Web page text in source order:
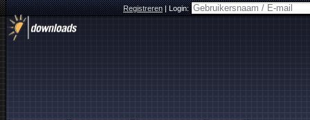
Registreren|Login: